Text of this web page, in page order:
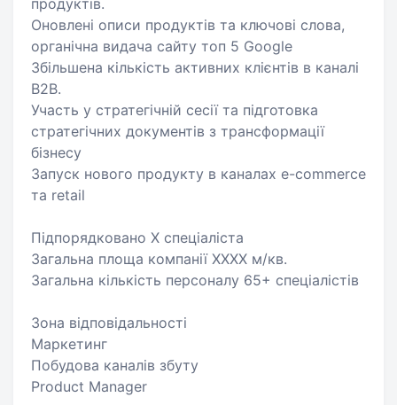
продуктів.
Оновлені описи продуктів та ключові слова,
органічна видача сайту топ 5 Google
Збільшена кількість активних клієнтів в каналі
B2B.
Участь у стратегічній сесії та підготовка
стратегічних документів з трансформації
бізнесу
Запуск нового продукту в каналах e-commerce
та retail
Підпорядковано X спеціаліста
Загальна площа компанії XXXX м/кв.
Загальна кількість персоналу 65+ спеціалістів
Зона відповідальності
Маркетинг
Побудова каналів збуту
Product Manager